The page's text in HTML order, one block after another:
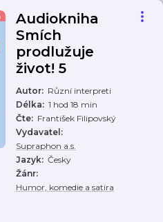
Audiokniha
Smích
prodlužuje
život! 5
Autor: Různí interpreti
Délka: 1 hod 18 min
Čte: František Filipovský
Vydavatel :
Supraphon a.s.
Jazyk: Česky
Žánr:
Humor, komedie a satira